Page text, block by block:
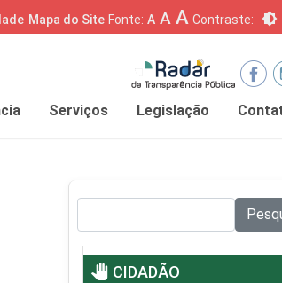
Mapa do Site Fonte: A A A Contraste: brightness_6
Serviços Legislação
pan_tool CIDADÃO